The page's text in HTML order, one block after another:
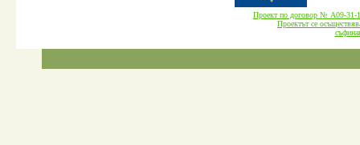
Проект по договор № А09-
Проектът се